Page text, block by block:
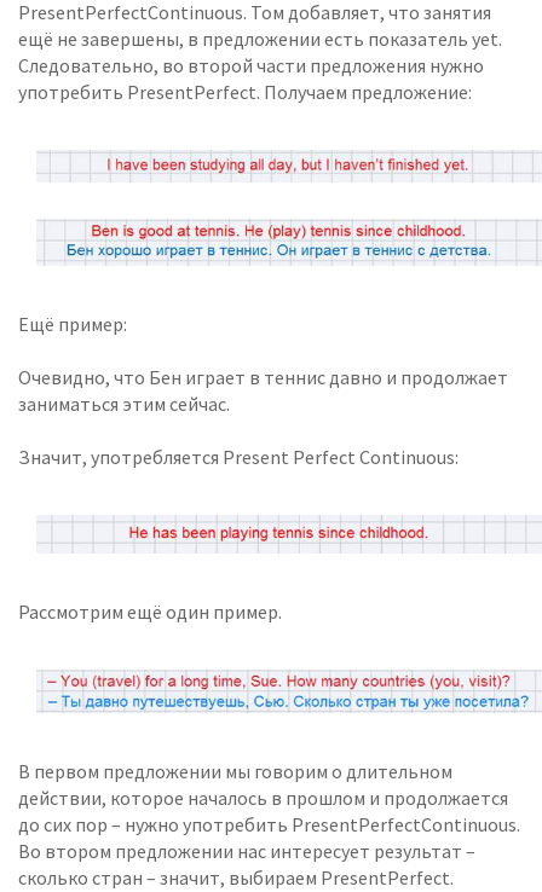
PresentPerfectContinuous. Том добавляет, что занятия
ещё не завершены, в предложении есть показатель yet.
Следовательно, во второй части предложения нужно
употребить PresentPerfect. Получаем предложение:
Ещё пример:
Очевидно, что Бен играет в теннис давно и продолжает
заниматься этим сейчас.
Значит, употребляется Present Perfect Continuous:
Рассмотрим ещё один пример.
В первом предложении мы говорим о длительном
действии, которое началось в прошлом и продолжается
до сих пор – нужно употребить PresentPerfectContinuous.
Во втором предложении нас интересует результат –
сколько стран – значит, выбираем PresentPerfect.